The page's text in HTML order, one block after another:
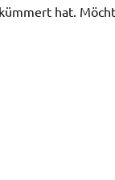
hat.